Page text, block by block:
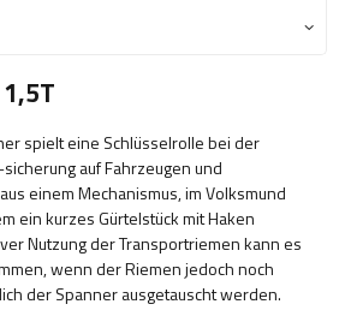
spielt eine Schlüsselrolle bei der
auf Fahrzeugen und
einem Mechanismus, im Volksmund
ein kurzes Gürtelstück mit Haken
Nutzung der Transportriemen kann es
wenn der Riemen jedoch noch
der Spanner ausgetauscht werden.